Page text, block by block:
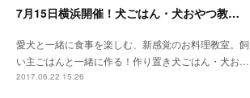
7月15日横浜開催！犬ごはん・犬おやつ教室のお知らせ
愛犬と一緒に食事を楽しむ、新感覚のお料理教室。飼
い主ごはんと一緒に作る！作り置き犬ごはん・犬お…
2017.06.22 15:26